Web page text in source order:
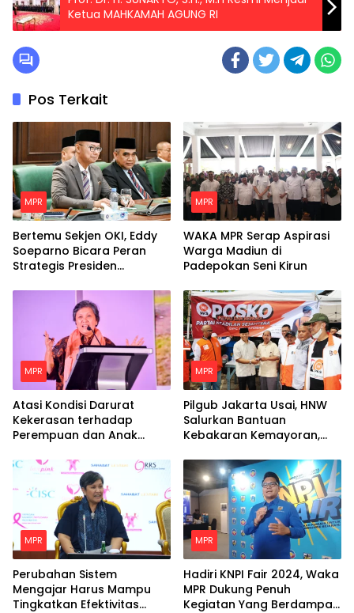
Ketua MAHKAMAH AGUNG RI
Pos Terkait
MPR
Bertemu Sekjen OKI, Eddy
Soeparno Bicara Peran
Strategis Presiden
Islam
MPR
WAKA MPR Serap Aspirasi
Warga Madiun di
Padepokan Seni Kirun
MPR
Atasi Kondisi Darurat
Kekerasan terhadap
Perempuan dan Anak
MPR
Pilgub Jakarta Usai, HNW
Salurkan Bantuan
Kebakaran Kemayoran,
Hunian Tetap Bagi Para
Korban
MPR
Perubahan Sistem
Mengajar Harus Mampu
Tingkatkan Efektivitas
MPR
Hadiri KNPI Fair 2024, Waka
MPR Dukung Penuh
Kegiatan Yang Berdampak